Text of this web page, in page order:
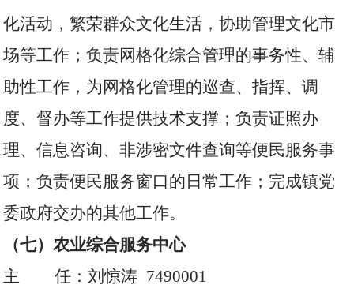
化活动，繁荣群众文化生活，协助管理文化市
场等工作；负责网格化综合管理的事务性、辅
助性工作，为网格化管理的巡查、指挥、调
度、督办等工作提供技术支撑；负责证照办
理、信息咨询、非涉密文件查询等便民服务事
项；负责便民服务窗口的日常工作；完成镇党
委政府交办的其他工作。
（七）农业综合服务中心
主 任：刘惊涛 7490001